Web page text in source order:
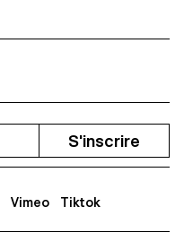
S'inscrire
Vimeo Tiktok